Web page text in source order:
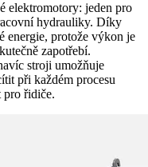
elektromotory: jeden pro
hydrauliky. Díky
energie, protože výkon je
zapotřebí.
stroji umožňuje
při každém procesu
pro řidiče.